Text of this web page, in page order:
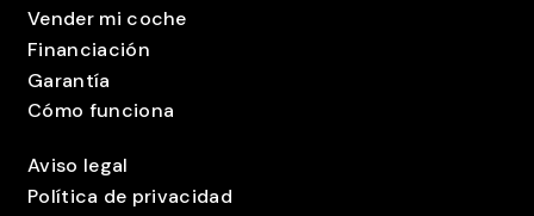
Vender mi coche
Financiación
Garantía
Cómo funciona
Aviso legal
Política de privacidad